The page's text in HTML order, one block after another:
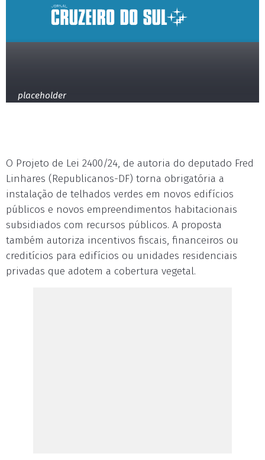
placeholder
O Projeto de Lei 2400/24, de autoria do deputado Fred
Linhares (Republicanos-DF) torna obrigatória a
instalação de telhados verdes em novos edifícios
públicos e novos empreendimentos habitacionais
subsidiados com recursos públicos. A proposta
também autoriza incentivos fiscais, financeiros ou
creditícios para edifícios ou unidades residenciais
privadas que adotem a cobertura vegetal.